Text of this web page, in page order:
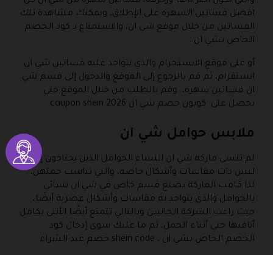
اقضل فساتين السهره على الإطلاق، ويمكنك مشاهدة تلك
الفساتين من خلال موقع شي ان، والاستمتاع بـ كود الخصم
الخاص بشي ان .
أو على موقع الانستجرام والذي يتواجد عليه فساتين شي ان
انستقرام، ثم قم بالرجوع إلى الموقع والدخول إلى قسم شي
ان فساتين سهره، وقم بالطلب من خلال الموقع حتى
تحصل على كوبون خصم شي ان 2026 coupon shein.
ملابس حوامل شي ان
لم تنسى ماركه شي ان النساء الحوامل الذين يحتاجون إلى
لبس ذات مقاسات وأشكال خاصة، والتي تناسب حملهن،
لذا قامت الماركة بصنع قسم خاص في شي ان نسائي
بالحوامل والذي يتواجد به مقاسات وأشكال عصرية أيضًا،
حيث راعت الشركة الجانبين وبالتالي تتمتع أيضًا الأنثى بكامل
أناقتها حتى أثناء الحمل، ثم ما عليك سوى إدخال كود
الخصم الخاص بشي ان ، shein code خصم عند الشراء.